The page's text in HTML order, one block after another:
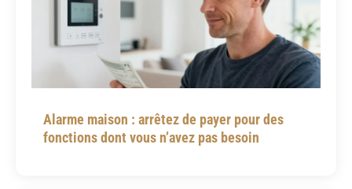
Alarme maison : arrêtez de payer pour des
fonctions dont vous n’avez pas besoin